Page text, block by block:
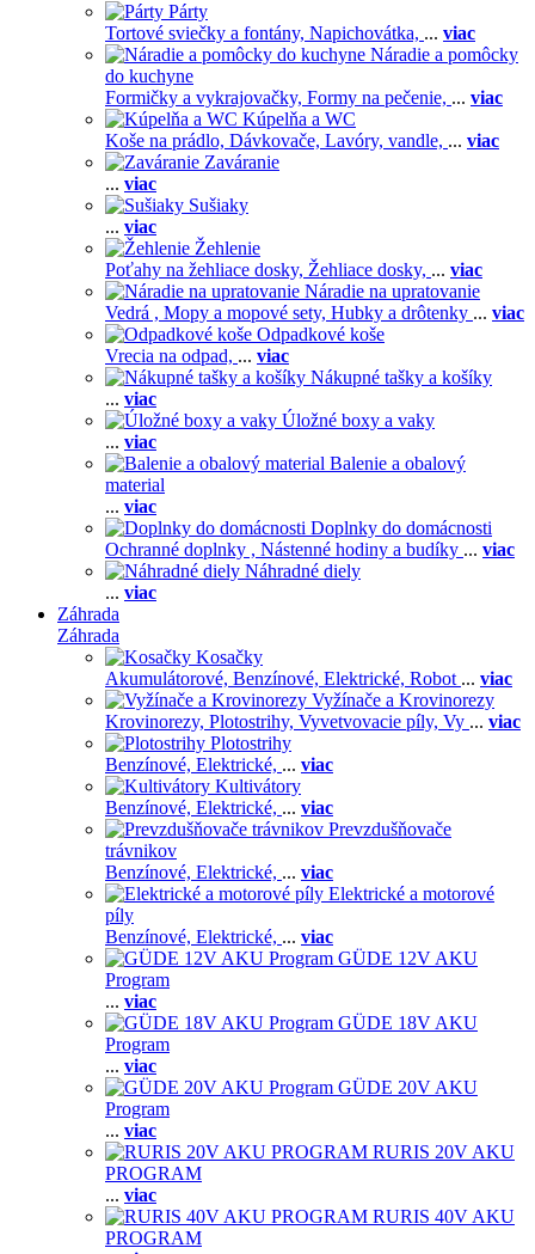
Párty
Tortové sviečky a fontány, Napichovátka, ... viac
Náradie a pomôcky
do kuchyne
Formičky a vykrajovačky, Formy na pečenie, ... viac
Kúpelňa a WC
Koše na prádlo, Dávkovače, Lavóry, vandle, ... viac
Zaváranie
... viac
Sušiaky
... viac
Žehlenie
Poťahy na žehliace dosky, Žehliace dosky, ... viac
Náradie na upratovanie
Vedrá , Mopy a mopové sety, Hubky a drôtenky ... viac
Odpadkové koše
Vrecia na odpad, ... viac
Nákupné tašky a košíky
... viac
Úložné boxy a vaky
... viac
Balenie a obalový
material
... viac
Doplnky do domácnosti
Ochranné doplnky , Nástenné hodiny a budíky ... viac
Náhradné diely
... viac
Záhrada
Záhrada
Kosačky
Akumulátorové, Benzínové, Elektrické, Robot ... viac
Vyžínače a Krovinorezy
Krovinorezy, Plotostrihy, Vyvetvovacie píly, Vy ... viac
Plotostrihy
Benzínové, Elektrické, ... viac
Kultivátory
Benzínové, Elektrické, ... viac
Prevzdušňovače
trávnikov
Benzínové, Elektrické, ... viac
Elektrické a motorové
píly
Benzínové, Elektrické, ... viac
GÜDE 12V AKU
Program
... viac
GÜDE 18V AKU
Program
... viac
GÜDE 20V AKU
Program
... viac
RURIS 20V AKU
PROGRAM
... viac
RURIS 40V AKU
PROGRAM